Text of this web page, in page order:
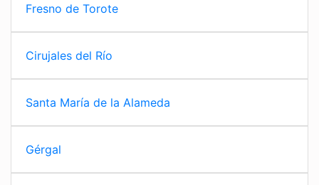
Fresno de Torote
Cirujales del Río
Santa María de la Alameda
Gérgal